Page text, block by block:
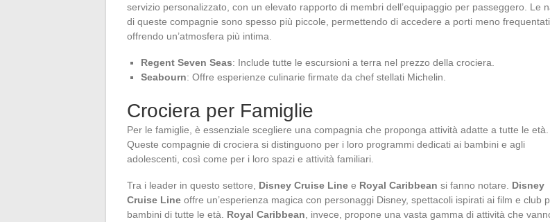
servizio personalizzato, con un elevato rapporto di membri dell’equipaggio per passeggero. Le
di queste compagnie sono spesso più piccole, permettendo di accedere a porti meno
offrendo un’atmosfera più intima.
Regent Seven Seas: Include tutte le escursioni a terra nel prezzo della crociera.
Seabourn: Offre esperienze culinarie firmate da chef stellati Michelin.
Crociera per Famiglie
Per le famiglie, è essenziale scegliere una compagnia che proponga attività adatte a tutte le età.
Queste compagnie di crociera si distinguono per i loro programmi dedicati ai bambini e agli
adolescenti, così come per i loro spazi e attività familiari.
Tra i leader in questo settore, Disney Cruise Line e Royal Caribbean si fanno notare. Disney
Cruise Line offre un’esperienza magica con personaggi Disney, spettacoli ispirati ai film e club
bambini di tutte le età. Royal Caribbean , invece, propone una vasta gamma di attività che